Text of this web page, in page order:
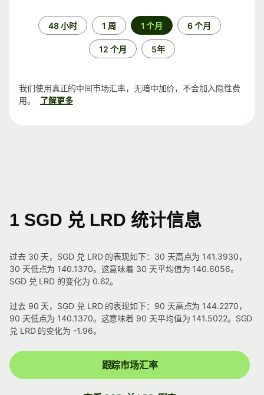
48 小时 1 周 1 个月 6 个月
12 个月 5年
我们使用真正的中间市场汇率，无暗中加价，不会加入隐性费
用。
了解更多
1 SGD 兑 LRD 统计信息
过去 30 天，SGD 兑 LRD 的表现如下：30 天高点为 141.3930，
30 天低点为 140.1370。这意味着 30 天平均值为 140.6056。
SGD 兑 LRD 的变化为 0.62。
过去 90 天，SGD 兑 LRD 的表现如下：90 天高点为 144.2270，
90 天低点为 140.1370。这意味着 90 天平均值为 141.5022。SGD
兑 LRD 的变化为 -1.96。
跟踪市场汇率